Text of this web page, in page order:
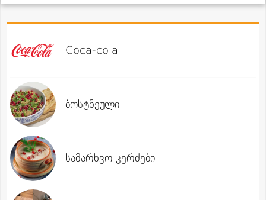
Coca-cola
ბოსტნეული
სამარხვო კერძები